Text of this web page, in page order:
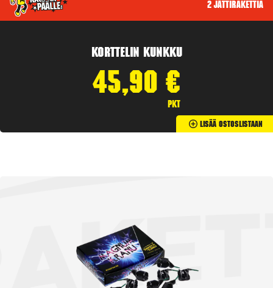
2 jättirakettia
Korttelin kunkku
45,90 €
pkt
Lisää Ostoslistaan